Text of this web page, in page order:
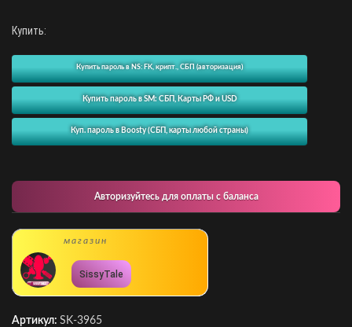
Купить:
Купить пароль в NS: FK, крипт., СБП (авторизация)
Купить пароль в SM: СБП, Карты РФ и USD
Куп. пароль в Boosty (СБП, карты любой страны)
Авторизуйтесь для оплаты с баланса
магазин
SissyTale
Артикул: SK-3965